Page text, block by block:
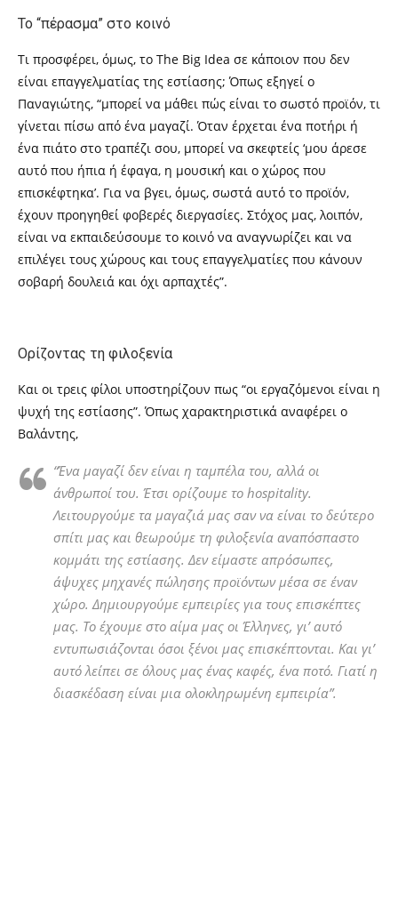
Το “πέρασμα” στο κοινό
Τι προσφέρει, όμως, το The Big Idea σε κάποιον που δεν
είναι επαγγελματίας της εστίασης; Όπως εξηγεί ο
Παναγιώτης, “μπορεί να μάθει πώς είναι το σωστό προϊόν, τι
γίνεται πίσω από ένα μαγαζί.Όταν έρχεται ένα ποτήρι ή
ένα πιάτο στο τραπέζι σου, μπορεί να σκεφτείς ‘μου άρεσε
αυτό που ήπια ή έφαγα, η μουσική και ο χώρος που
επισκέφτηκα’. Για να βγει, όμως, σωστά αυτό το προϊόν,
έχουν προηγηθεί φοβερές διεργασίες. Στόχος μας, λοιπόν,
είναι να εκπαιδεύσουμε το κοινό να αναγνωρίζει και να
επιλέγει τους χώρους και τους επαγγελματίες που κάνουν
σοβαρή δουλειά και όχι αρπαχτές”.
Ορίζοντας τη φιλοξενία
Και οι τρεις φίλοι υποστηρίζουν πως “οι εργαζόμενοι είναι η
ψυχή της εστίασης”. Όπως χαρακτηριστικά αναφέρει ο
Βαλάντης,
“Ένα μαγαζί δεν είναι η ταμπέλα του, αλλά οι
άνθρωποί του. Έτσι ορίζουμε το hospitality.
Λειτουργούμε τα μαγαζιά μας σαν να είναι το δεύτερο
σπίτι μας και θεωρούμε τη φιλοξενία αναπόσπαστο
κομμάτι της εστίασης. Δεν είμαστε απρόσωπες,
άψυχες μηχανές πώλησης προϊόντων μέσα σε έναν
χώρο. Δημιουργούμε εμπειρίες για τους επισκέπτες
μας. Το έχουμε στο αίμα μας οι Έλληνες, γι’ αυτό
εντυπωσιάζονται όσοι ξένοι μας επισκέπτονται. Και γι’
αυτό λείπει σε όλους μας ένας καφές, ένα ποτό. Γιατί η
διασκέδαση είναι μια ολοκληρωμένη εμπειρία”.